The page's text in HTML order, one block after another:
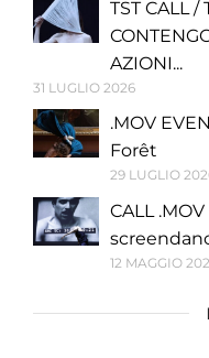
TST CALL /
AZIONI...
31 LUGLIO 2026
.MOV
Forêt
29 LUGLIO
CALL
12 MAGGIO